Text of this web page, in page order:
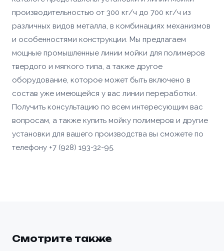
производительностью от 300 кг/ч до 700 кг/ч из
различных видов металла, в комбинациях механизмов
и особенностями конструкции. Мы предлагаем
мощные промышленные линии мойки для полимеров
твердого и мягкого типа, а также другое
оборудование, которое может быть включено в
состав уже имеющейся у вас линии переработки.
Получить консультацию по всем интересующим вас
вопросам, а также купить мойку полимеров и другие
установки для вашего производства вы сможете по
телефону +7 (928) 193-32-95.
Смотрите также